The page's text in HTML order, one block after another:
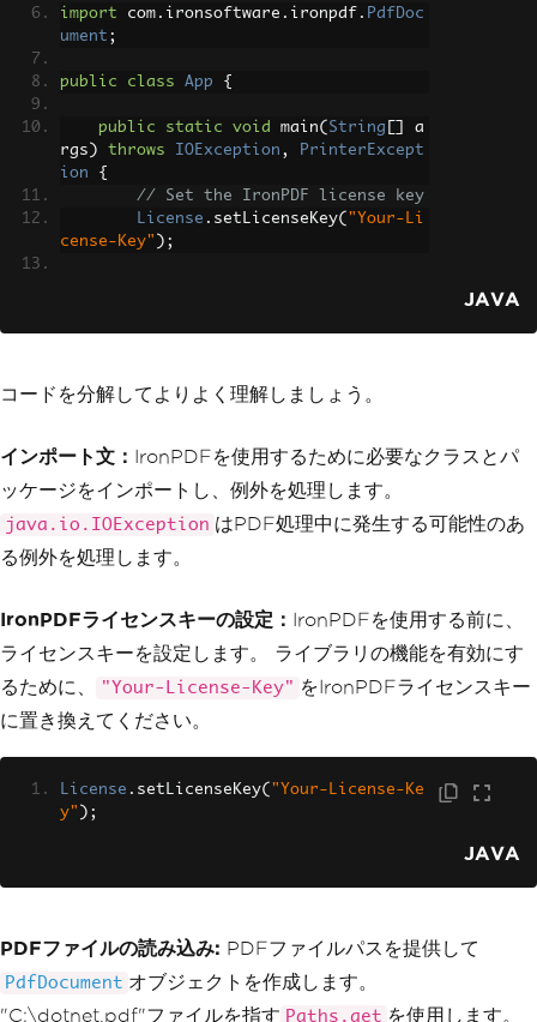
import com . ironsoftware . ironpdf . PdfDoc
ument ;
public class App {
public static void main( String
a
rgs ) throws IOException ,
PrinterExcept
ion
{
// Set the IronPDF license key
License . setLicenseKey( "Your-Li
cense-Key" );
ent(Paths.get("C:\\dotnet.pdf"));
ile
();
// Display the extracted text
System
out .println("Text extra
cted from the PDF: "
text );
}
JAVA
コードを分解してよりよく理解しましょう。
インポート文： IronPDFを使用するために必要なクラスとパ
ッケージをインポートし、例外を処理します。
java.io.IOException はPDF処理中に発生する可能性のあ
る例外を処理します。
IronPDFライセンスキーの設定： IronPDFを使用する前に、
ライセンスキーを設定します。 ライブラリの機能を有効にす
るために、
"Your-License-Key" をIronPDFライセンスキー
に置き換えてください。
License . setLicenseKey( "Your-License-Ke
y" );
JAVA
PDFファイルの読み込み: PDFファイルパスを提供して
PdfDocument オブジェクトを作成します。
"C:\dotnet.pdf"ファイルを指す Paths.get を使用します。